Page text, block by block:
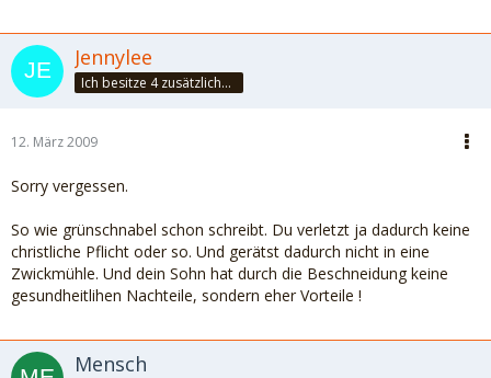
Jennylee
Ich besitze 4 zusätzliche Sinne: Unsinn, Blödsinn, Schwachsinn & Wahnsinn
12. März 2009
Sorry vergessen.
So wie grünschnabel schon schreibt. Du verletzt ja dadurch keine
christliche Pflicht oder so. Und gerätst dadurch nicht in eine
Zwickmühle. Und dein Sohn hat durch die Beschneidung keine
gesundheitlihen Nachteile, sondern eher Vorteile !
Mensch